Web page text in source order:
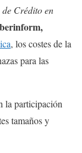
Crédito en
, los costes de la
para las
la participación
tamaños y